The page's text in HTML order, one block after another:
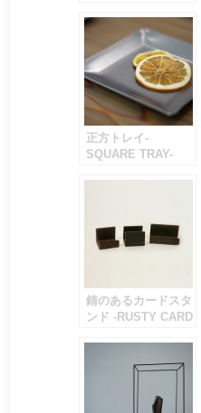
正方トレイ-
SQUARE TRAY-
錆のあるカードスタ
ンド -RUSTY CARD